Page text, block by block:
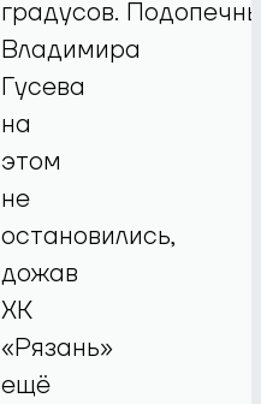
градусов.
Владимира
Гусева
на
этом
не
остановились,
дожав
ХК
«Рязань»
ещё